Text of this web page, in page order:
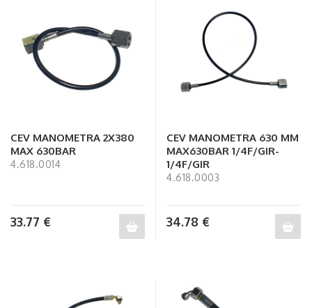
CEV MANOMETRA 2X380
MAX 630BAR
4.618.0014
33.77 €
CEV MANOMETRA 630 MM
MAX630BAR 1/4F/GIR-
1/4F/GIR
4.618.0003
34.78 €